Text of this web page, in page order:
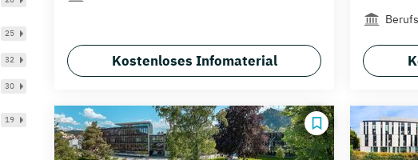
25
32
30
19
Kostenloses Infomaterial